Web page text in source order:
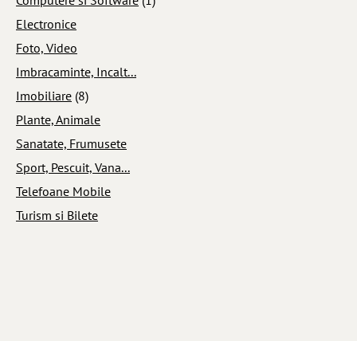
Electronice
Foto, Video
Imbracaminte, Incalt...
Imobiliare (8)
Plante, Animale
Sanatate, Frumusete
Sport, Pescuit, Vana...
Telefoane Mobile
Turism si Bilete